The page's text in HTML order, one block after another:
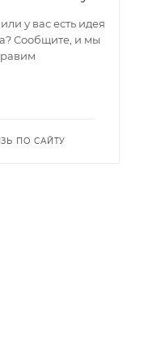
у вас есть идея
Сообщите, и мы
ПО САЙТУ